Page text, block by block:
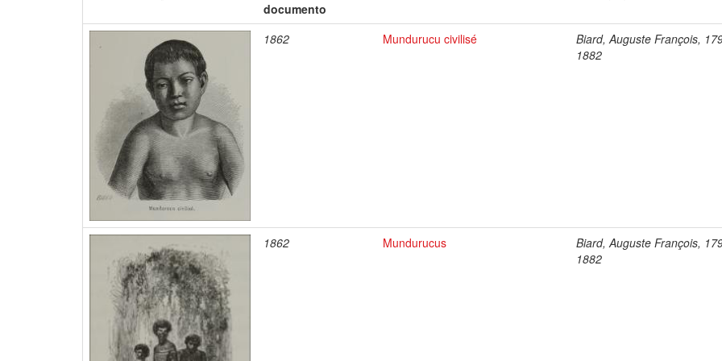
documento
1862 Mundurucu civilisé
Biard, Auguste François,
1882
1862 Mundurucus
Biard, Auguste François,
1882